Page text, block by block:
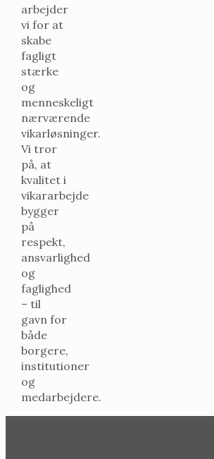
arbejder
vi for at
skabe
fagligt
stærke
og
menneskeligt
nærværende
vikarløsninger.
Vi tror
på, at
kvalitet i
vikararbejde
bygger
på
respekt,
ansvarlighed
og
faglighed
– til
gavn for
både
borgere,
institutioner
og
medarbejdere.